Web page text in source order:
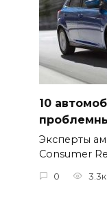
10
Эксперты
Consumer
0 3.3к.